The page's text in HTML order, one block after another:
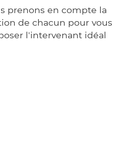
prenons en compte la
de chacun pour vous
l'intervenant idéal